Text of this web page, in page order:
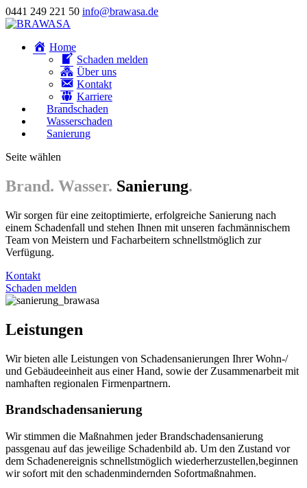
0441 249 221 50 info@brawasa.de
Home
Schaden melden
Über uns
Kontakt
Karriere
Brandschaden
Wasserschaden
Sanierung
Seite wählen
Brand. Wasser. Sanierung.
Wir sorgen für eine zeitoptimierte, erfolgreiche Sanierung nach
einem Schadenfall und stehen Ihnen mit unseren fachmännischem
Team von Meistern und Facharbeitern schnellstmöglich zur
Verfügung.
Kontakt
Schaden melden
Leistungen
Wir bieten alle Leistungen von Schadensanierungen Ihrer Wohn-/
und Gebäudeeinheit aus einer Hand, sowie der Zusammenarbeit mit
namhaften regionalen Firmenpartnern.
Brandschadensanierung
Wir stimmen die Maßnahmen jeder Brandschadensanierung
passgenau auf das jeweilige Schadenbild ab. Um den Zustand vor
dem Schadenereignis schnellstmöglich wiederherzustellen,beginnen
wir sofort mit den schadenmindernden Sofortmaßnahmen.